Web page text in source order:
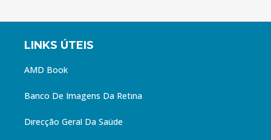
LINKS ÚTEIS
AMD Book
Banco De Imagens Da Retina
Direcção Geral Da Saúde